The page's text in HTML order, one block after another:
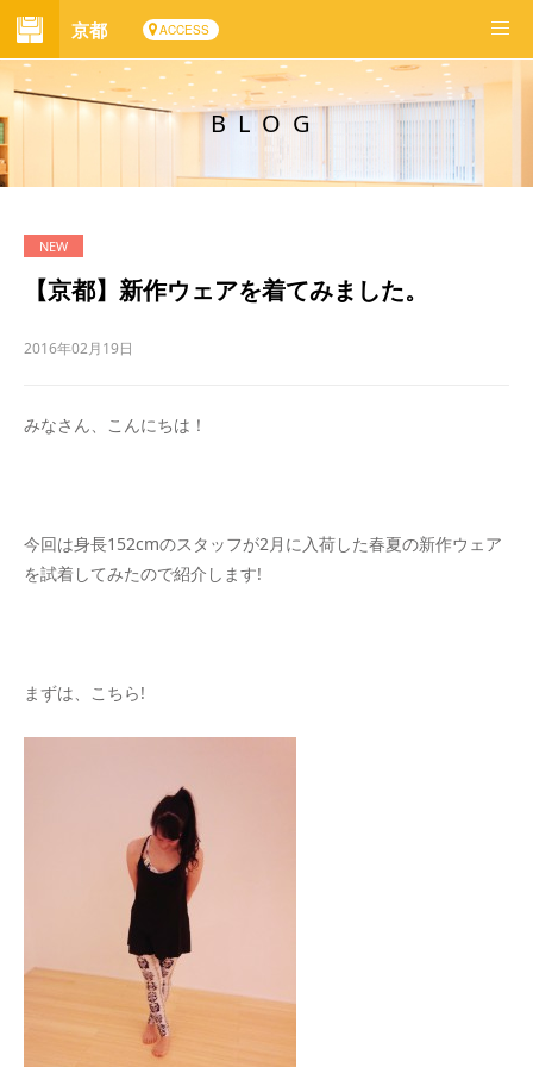
京都 ACCESS
BLOG
【京都】新作ウェアを着てみました。
2016年02月19日
みなさん、こんにちは！
今回は身長152cmのスタッフが2月に入荷した春夏の新作ウェア
を試着してみたので紹介します!
まずは、こちら!